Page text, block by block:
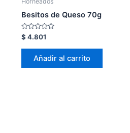
Besitos de Queso 70g
Valorado
en
0
$ 4.801
Añadir al carrito